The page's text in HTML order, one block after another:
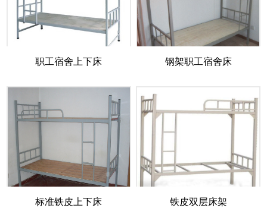
职工宿舍上下床 钢架职工宿舍床
标准铁皮上下床 铁皮双层床架